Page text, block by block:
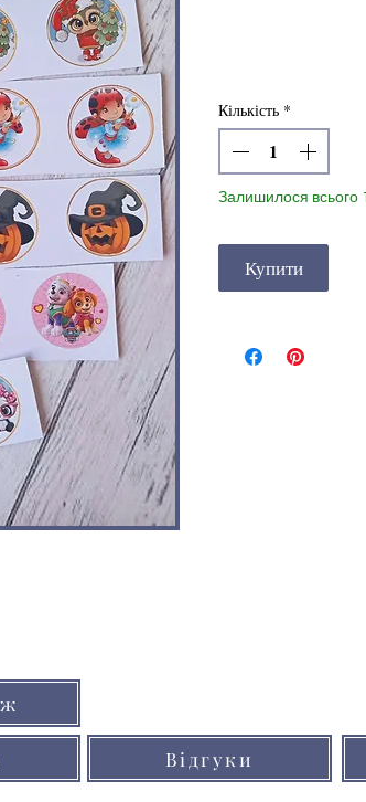
Кількість *
Залишилося всього 1
Купити
Відгуки